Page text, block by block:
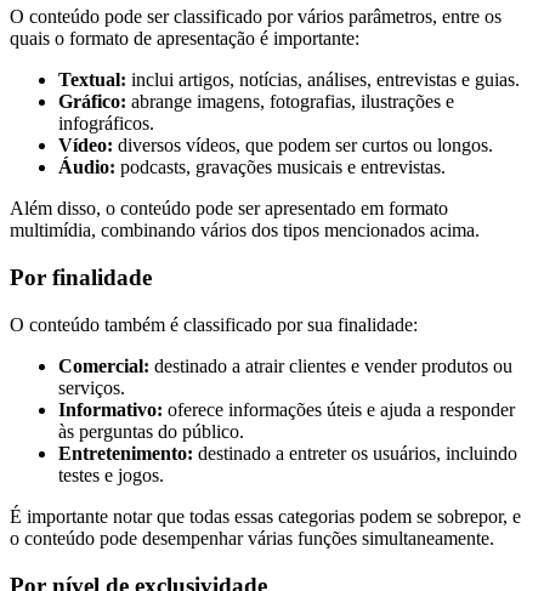
O conteúdo pode ser classificado por vários parâmetros, entre os
quais o formato de apresentação é importante:
Textual: inclui artigos, notícias, análises, entrevistas e guias.
Gráfico: abrange imagens, fotografias, ilustrações e
infográficos.
Vídeo: diversos vídeos, que podem ser curtos ou longos.
Áudio: podcasts, gravações musicais e entrevistas.
Além disso, o conteúdo pode ser apresentado em formato
multimídia, combinando vários dos tipos mencionados acima.
Por finalidade
O conteúdo também é classificado por sua finalidade:
Comercial: destinado a atrair clientes e vender produtos ou
serviços.
Informativo: oferece informações úteis e ajuda a responder
às perguntas do público.
Entretenimento: destinado a entreter os usuários, incluindo
testes e jogos.
É importante notar que todas essas categorias podem se sobrepor, e
o conteúdo pode desempenhar várias funções simultaneamente.
Por nível de exclusividade